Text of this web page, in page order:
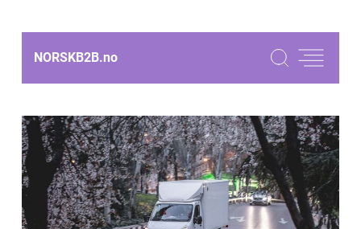
NORSKB2B.no